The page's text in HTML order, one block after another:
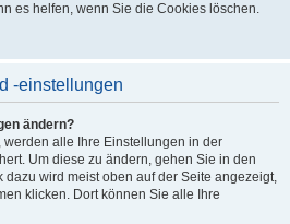
es helfen, wenn Sie die Cookies löschen.
-einstellungen
ändern?
alle Ihre Einstellungen in der
Um diese zu ändern, gehen Sie in den
dazu wird meist oben auf der Seite angezeigt,
klicken. Dort können Sie alle Ihre